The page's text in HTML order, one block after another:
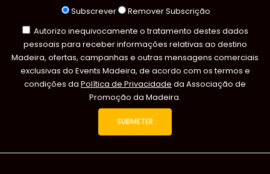
Subscrever
Remover Subscrição
Autorizo inequivocamente o tratamento destes dados
pessoais para receber informações relativas ao destino
Madeira, ofertas, campanhas e outras mensagens comerciais
exclusivas do Events Madeira, de acordo com os termos e
condições da Política de Privacidade da Associação de
Promoção da Madeira.